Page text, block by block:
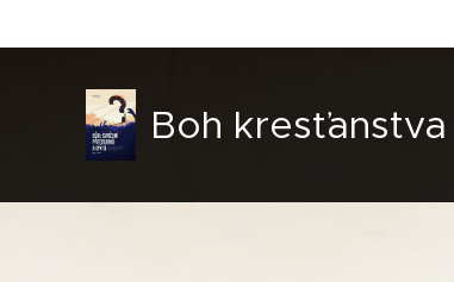
Boh kresťanstva